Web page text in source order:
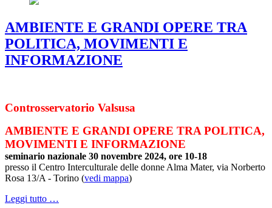
AMBIENTE E GRANDI OPERE TRA
POLITICA, MOVIMENTI E
INFORMAZIONE
Controsservatorio Valsusa
AMBIENTE E GRANDI OPERE TRA POLITICA,
MOVIMENTI E INFORMAZIONE
seminario nazionale 30 novembre 2024, ore 10-18
presso il Centro Interculturale delle donne Alma Mater, via Norberto
Rosa 13/A - Torino (vedi mappa)
Leggi tutto …